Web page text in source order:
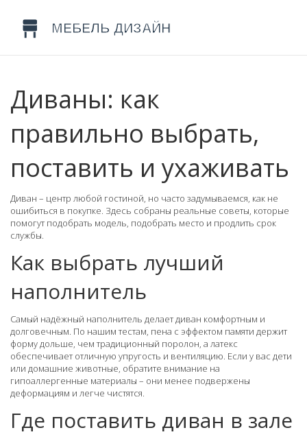
Диваны: как
правильно выбрать,
поставить и ухаживать
Диван – центр любой гостиной, но часто задумываемся, как не
ошибиться в покупке. Здесь собраны реальные советы, которые
помогут подобрать модель, подобрать место и продлить срок
службы.
Как выбрать лучший
наполнитель
Самый надёжный наполнитель делает диван комфортным и
долговечным. По нашим тестам, пена с эффектом памяти держит
форму дольше, чем традиционный поролон, а латекс
обеспечивает отличную упругость и вентиляцию. Если у вас дети
или домашние животные, обратите внимание на
гипоаллергенные материалы – они менее подвержены
деформациям и легче чистятся.
Где поставить диван в зале